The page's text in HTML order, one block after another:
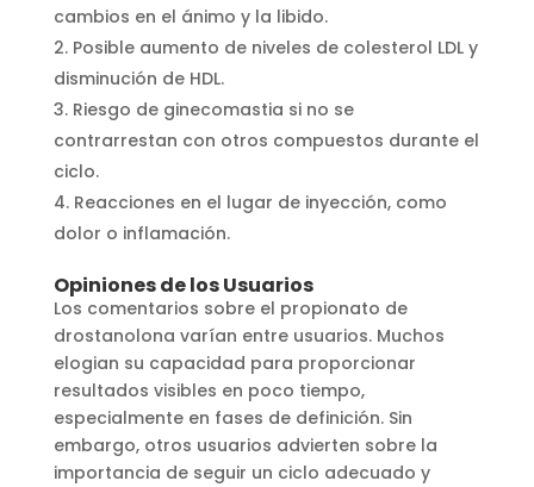
cambios en el ánimo y la libido.
Posible aumento de niveles de colesterol LDL y
disminución de HDL.
Riesgo de ginecomastia si no se
contrarrestan con otros compuestos durante el
ciclo.
Reacciones en el lugar de inyección, como
dolor o inflamación.
Opiniones de los Usuarios
Los comentarios sobre el propionato de
drostanolona varían entre usuarios. Muchos
elogian su capacidad para proporcionar
resultados visibles en poco tiempo,
especialmente en fases de definición. Sin
embargo, otros usuarios advierten sobre la
importancia de seguir un ciclo adecuado y